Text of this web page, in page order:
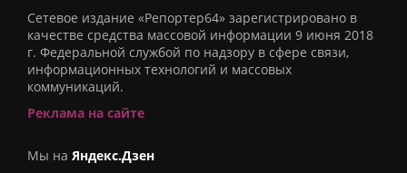
Сетевое издание «Репортер64» зарегистрировано в
качестве средства массовой информации 9 июня 2018
г. Федеральной службой по надзору в сфере связи,
информационных технологий и массовых
коммуникаций.
Реклама на сайте
Мы на Яндекс.Дзен